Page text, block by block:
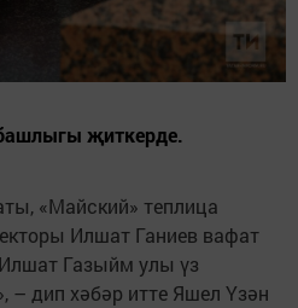
җиткерде.
«Майский» теплица
Илшат Ганиев вафат
Газыйм улы үз
– дип хәбәр итте Яшел Үзән